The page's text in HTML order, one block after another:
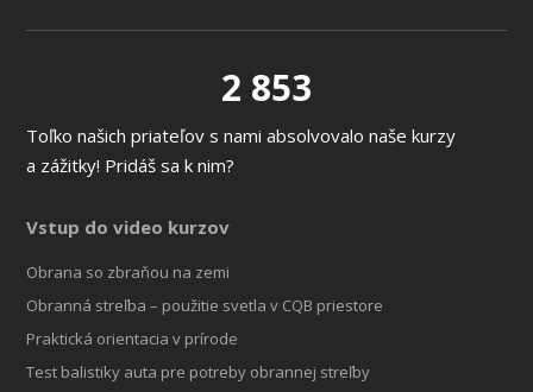
2 853
Toľko našich priateľov s nami absolvovalo naše kurzy
a zážitky! Pridáš sa k nim?
Vstup do video kurzov
Obrana so zbraňou na zemi
Obranná streľba – použitie svetla v CQB priestore
Praktická orientacia v prírode
Test balistiky auta pre potreby obrannej streľby